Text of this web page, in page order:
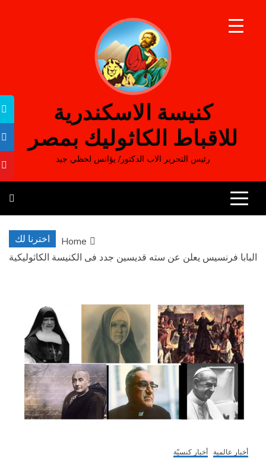
كنيسة الاسكندرية
للاقباط الكاثوليك بمصر
رئيس التحرير الاب الدكتور/ يؤانس لحظي جيد
اخترنا لك
Home
البابا فرنسيس يعلن عن سته قديسين جدد فى الكنيسة الكاثوليكية
أخبار عالمية أخبار كنسيّة